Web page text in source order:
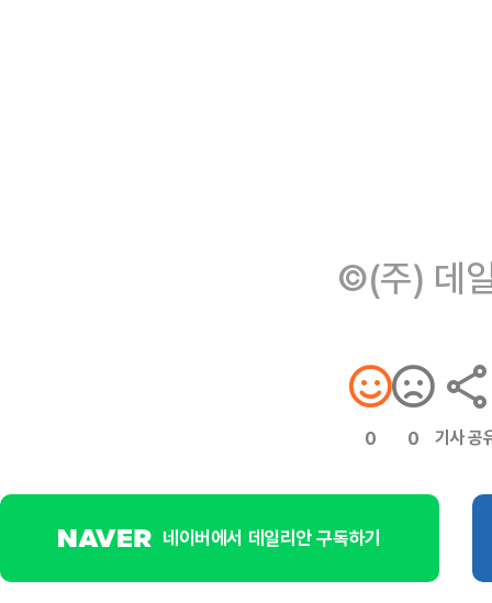
©(주) 데
0 0 기사 공
네이버에서 데일리안 구독하기